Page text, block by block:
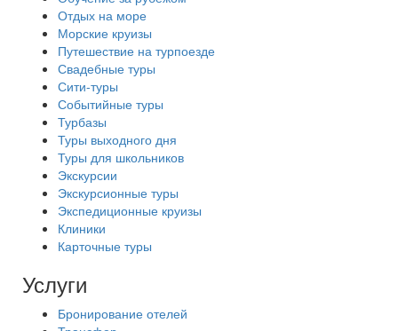
Отдых на море
Морские круизы
Путешествие на турпоезде
Свадебные туры
Сити-туры
Событийные туры
Турбазы
Туры выходного дня
Туры для школьников
Экскурсии
Экскурсионные туры
Экспедиционные круизы
Клиники
Карточные туры
Услуги
Бронирование отелей